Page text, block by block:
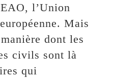
l’Union
Mais
dont les
civils sont là
qui